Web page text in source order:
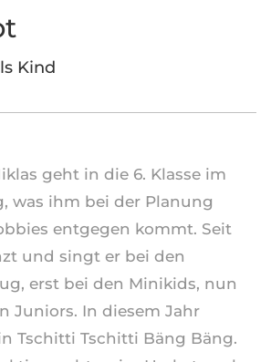
Kind
geht in die 6. Klasse im
was ihm bei der Planung
entgegen kommt. Seit
und singt er bei den
erst bei den Minikids, nun
Juniors. In diesem Jahr
Tschitti Tschitti Bäng Bäng.